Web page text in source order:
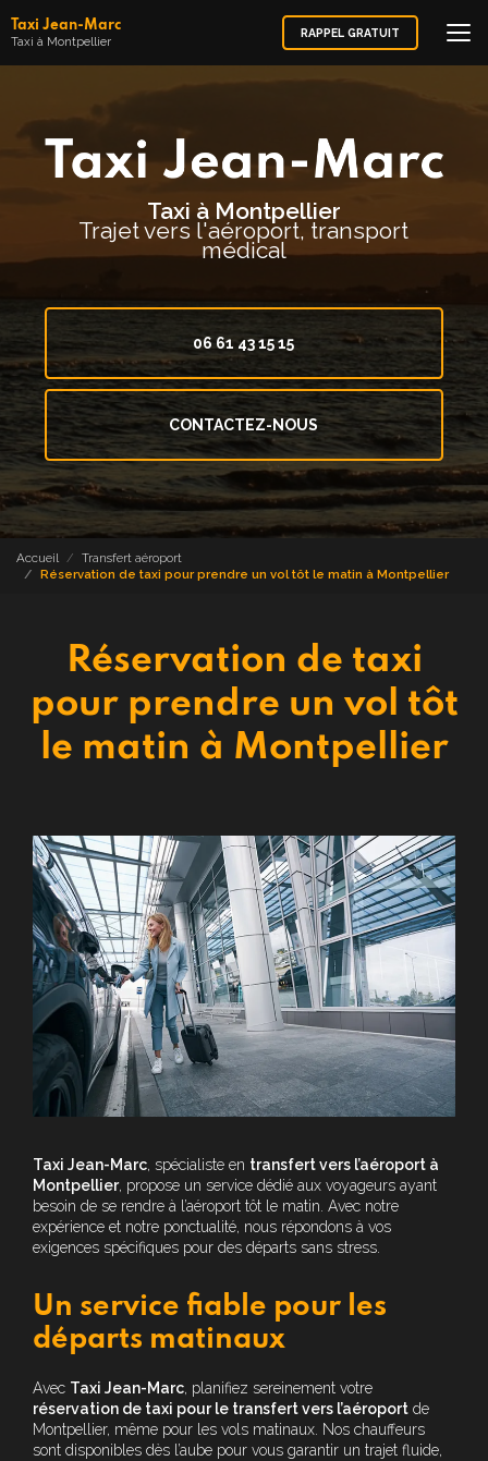
au
contenu
Taxi Jean-Marc
Taxi à Montpellier
RAPPEL GRATUIT
Taxi à Montpellier
Trajet vers l'aéroport, transport
médical
06 61 43 15 15
CONTACTEZ-NOUS
Accueil
Transfert aéroport
Réservation de taxi pour prendre un vol tôt le matin à Montpellier
Réservation de taxi
pour prendre un vol tôt
le matin à Montpellier
Taxi Jean-Marc, spécialiste en transfert vers l’aéroport à
Montpellier, propose un service dédié aux voyageurs ayant
besoin de se rendre à l’aéroport tôt le matin. Avec notre
expérience et notre ponctualité, nous répondons à vos
exigences spécifiques pour des départs sans stress.
Un service fiable pour les
départs matinaux
Avec Taxi Jean-Marc, planifiez sereinement votre
réservation de taxi pour le transfert vers l’aéroport de
Montpellier, même pour les vols matinaux. Nos chauffeurs
sont disponibles dès l’aube pour vous garantir un trajet fluide,